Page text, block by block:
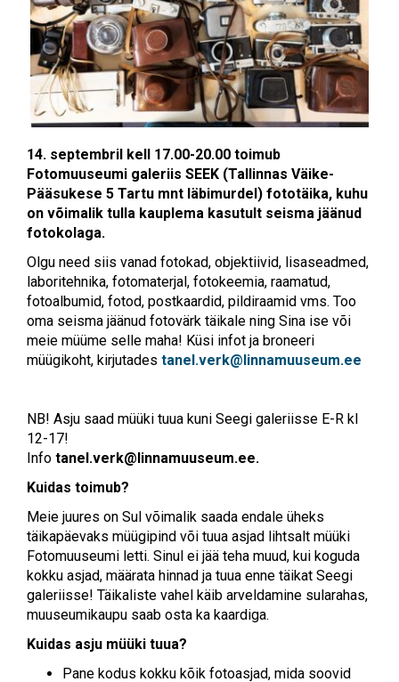
14. septembril kell 17.00-20.00 toimub
Fotomuuseumi galeriis SEEK (Tallinnas Väike-
Pääsukese 5 Tartu mnt läbimurdel) fototäika, kuhu
on võimalik tulla kauplema kasutult seisma jäänud
fotokolaga.
Olgu need siis vanad fotokad, objektiivid, lisaseadmed,
laboritehnika, fotomaterjal, fotokeemia, raamatud,
fotoalbumid, fotod, postkaardid, pildiraamid vms. Too
oma seisma jäänud fotovärk täikale ning Sina ise või
meie müüme selle maha! Küsi infot ja broneeri
müügikoht, kirjutades tanel.verk@linnamuuseum.ee
NB! Asju saad müüki tuua kuni Seegi galeriisse E-R kl
12-17!
Info tanel.verk@linnamuuseum.ee.
Kuidas toimub?
Meie juures on Sul võimalik saada endale üheks
täikapäevaks müügipind või tuua asjad lihtsalt müüki
Fotomuuseumi letti. Sinul ei jää teha muud, kui koguda
kokku asjad, määrata hinnad ja tuua enne täikat Seegi
galeriisse! Täikaliste vahel käib arveldamine sularahas,
muuseumikaupu saab osta ka kaardiga.
Kuidas asju müüki tuua?
Pane kodus kokku kõik fotoasjad, mida soovid